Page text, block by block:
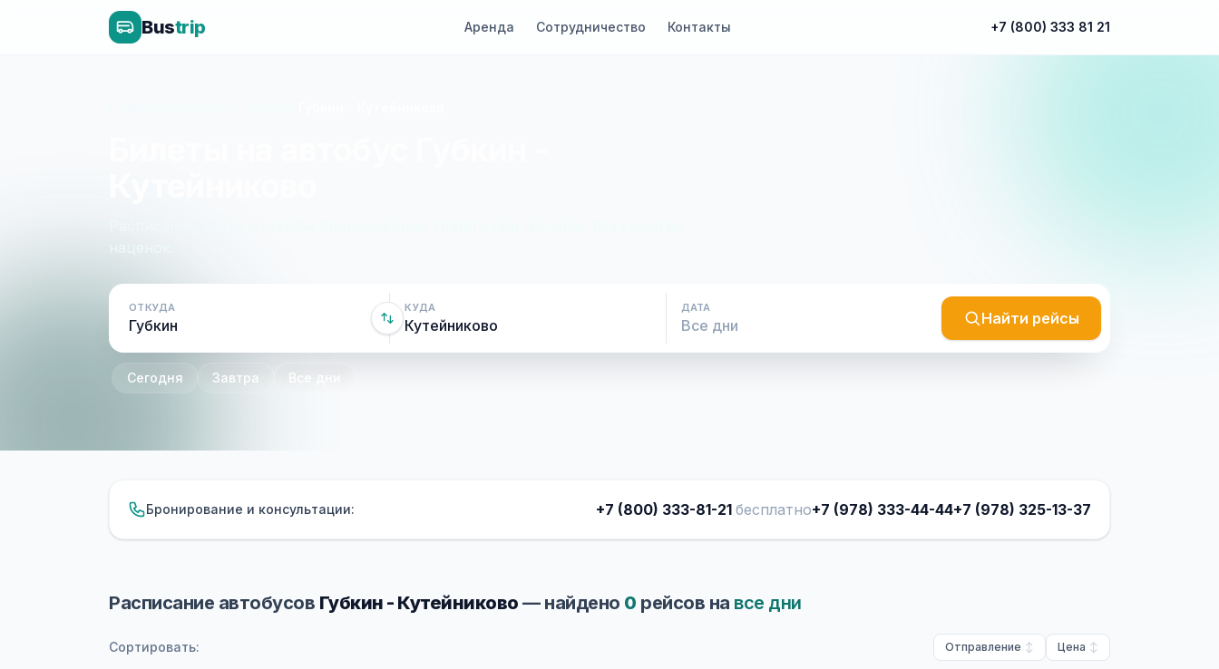
Bustrip Аренда Сотрудничество Контакты +7 (800) 333 81 21
ОТКУДА КУДА ДАТА
Найти рейсы
Сегодня Завтра Все дни
Бронирование и консультации: +7 (800) 333-81-21 бесплатно+7 (978) 333-44-44+7 (978) 325-13-37
Расписание автобусов Губкин - Кутейниково — найдено 0 рейсов на все дни
Сортировать: Отправление Цена